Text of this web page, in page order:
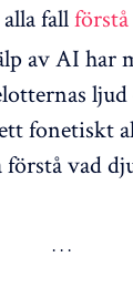
fallförstå
av AI har
fonetiskt
vad